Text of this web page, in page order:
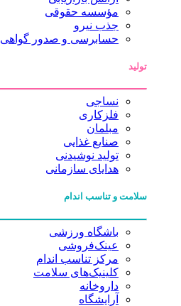
مؤسسه حقوقی
جذب نیرو
حسابرسی و صدور گواهی
تولید
نساجی
فلزکاری
مبلمان
صنایع غذایی
تولید نوشیدنی
هدایای سازمانی
سلامت و تناسب اندام
باشگاه ورزشی
عینک‌فروشی
مرکز تناسب اندام
کلینیک‌های سلامت
داروخانه
آرایشگاه